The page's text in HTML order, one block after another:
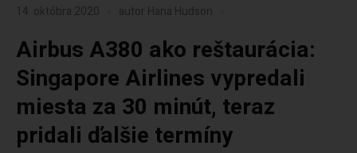
14. októbra 2020 autor Hana Hudson
Airbus A380 ako reštaurácia:
Singapore Airlines vypredali
miesta za 30 minút, teraz
pridali ďalšie termíny